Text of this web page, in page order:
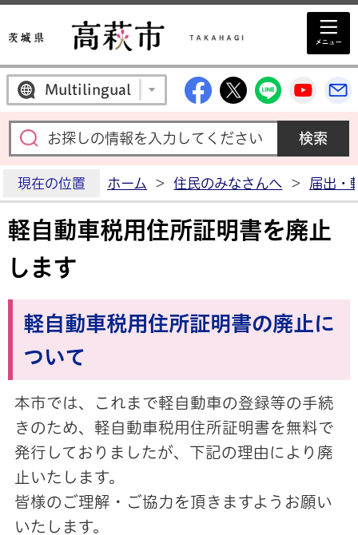
Multilingual 高萩市公式
高萩市公式X
高萩市
高
現在の位置 ホーム > 住民のみなさんへ > 届出・
軽自動車税用住所証明書を廃止
します
軽自動車税用住所証明書の廃止に
ついて
本市では、これまで軽自動車の登録等の手続
きのため、軽自動車税用住所証明書を無料で
発行しておりましたが、下記の理由により廃
止いたします。
皆様のご理解・ご協力を頂きますようお願い
いたします。